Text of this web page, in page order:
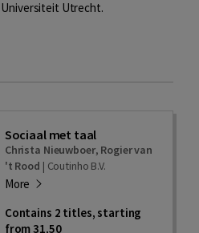
Universiteit Utrecht.
Sociaal met taal
Christa Nieuwboer, Rogier van
't Rood | Coutinho B.V.
More
Contains 2 titles, starting
from 31,50